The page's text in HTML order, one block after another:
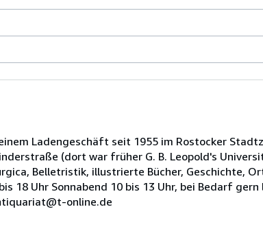
Ladengeschäft seit 1955 im Rostocker
(dort war früher G. B. Leopold's
Belletristik, illustrierte Bücher, Geschichte,
18 Uhr Sonnabend 10 bis 13 Uhr, bei Bedarf
online.de